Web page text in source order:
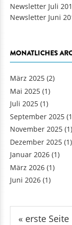
Newsletter Juli
Newsletter Juni
MONATLICHES
März 2025 (2)
Mai 2025 (1)
Juli 2025 (1)
September 2025
November 2025 (1)
Dezember 2025 (1)
Januar 2026 (1)
März 2026 (1)
Juni 2026 (1)
Seiten
« erste Seite